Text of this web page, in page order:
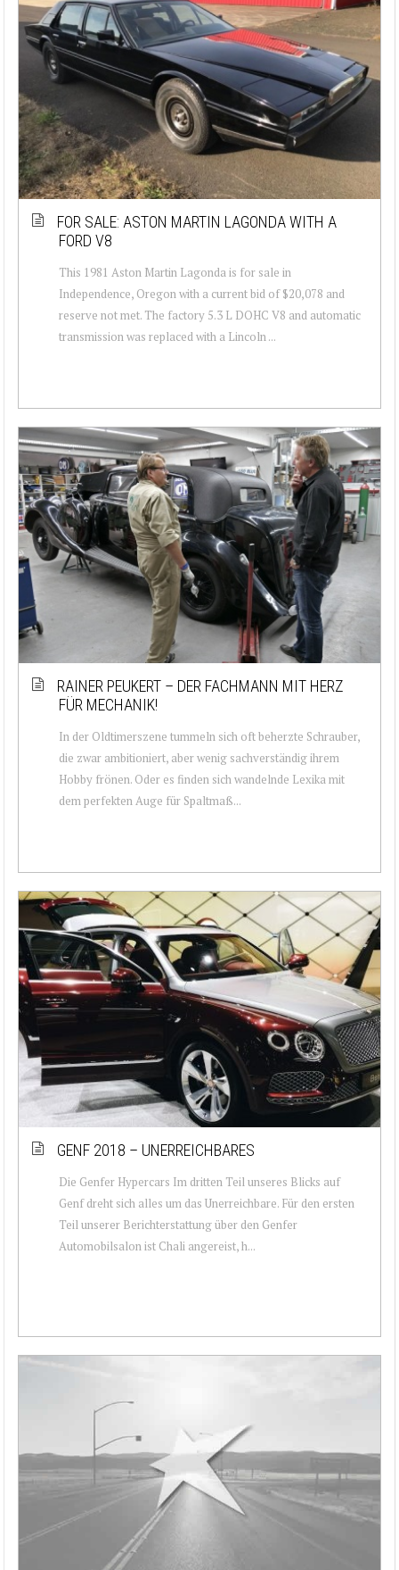
FOR SALE: ASTON MARTIN LAGONDA WITH A
FORD V8
This 1981 Aston Martin Lagonda is for sale in
Independence, Oregon with a current bid of $20,078 and
reserve not met. The factory 5.3 L DOHC V8 and automatic
transmission was replaced with a Lincoln ...
RAINER PEUKERT – DER FACHMANN MIT HERZ
FÜR MECHANIK!
In der Oldtimerszene tummeln sich oft beherzte Schrauber,
die zwar ambitioniert, aber wenig sachverständig ihrem
Hobby frönen. Oder es finden sich wandelnde Lexika mit
dem perfekten Auge für Spaltmaß...
GENF 2018 – UNERREICHBARES
Die Genfer Hypercars Im dritten Teil unseres Blicks auf
Genf dreht sich alles um das Unerreichbare. Für den ersten
Teil unserer Berichterstattung über den Genfer
Automobilsalon ist Chali angereist, h...